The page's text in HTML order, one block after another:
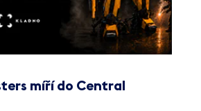
míří do Central